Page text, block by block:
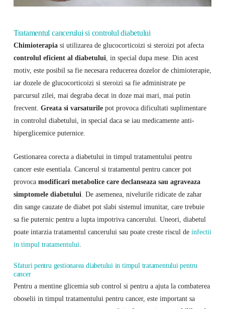
Tratamentul cancerului si controlul diabetului
Chimioterapiasi utilizarea de glucocorticoizi si steroizi pot afecta
controlul eficient al diabetului, in special dupa mese. Din acest
motiv, este posibil sa fie necesara reducerea dozelor de chimioterapie,
iar dozele de glucocorticoizi si steroizi sa fie administrate pe
parcursul zilei, mai degraba decat in ​​doze mai mari, mai putin
frecvent. Greata si varsaturilepot provoca dificultati suplimentare
in controlul diabetului, in special daca se iau medicamente anti-
hiperglicemice puternice.
Gestionarea corecta a diabetului in timpul tratamentului pentru
cancer este esentiala. Cancerul si tratamentul pentru cancer pot
provoca modificari metabolice care declanseaza sau agraveaza
simptomele diabetului . De asemenea, nivelurile ridicate de zahar
din sange cauzate de diabet pot slabi sistemul imunitar, care trebuie
sa fie puternic pentru a lupta impotriva cancerului. Uneori, diabetul
poate intarzia tratamentul cancerului sau poate creste riscul deinfectii
in timpul tratamentului
Sfaturi pentru gestionarea diabetului in timpul tratamentului pentru
cancer
Pentru a mentine glicemia sub control si pentru a ajuta la combaterea
oboselii in timpul tratamentului pentru cancer, este important sa